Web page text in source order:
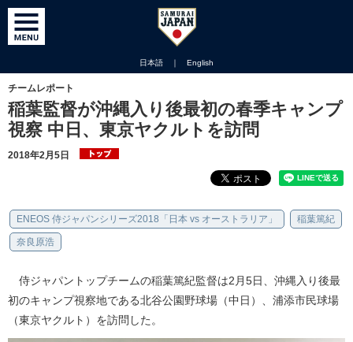
日本語 ｜ English
チームレポート
稲葉監督が沖縄入り後最初の春季キャンプ
視察 中日、東京ヤクルトを訪問
2018年2月5日
ENEOS 侍ジャパンシリーズ2018「日本 vs オーストラリア」 稲葉篤紀
奈良原浩
侍ジャパントップチームの稲葉篤紀監督は2月5日、沖縄入り後最
初のキャンプ視察地である北谷公園野球場（中日）、浦添市民球場
（東京ヤクルト）を訪問した。